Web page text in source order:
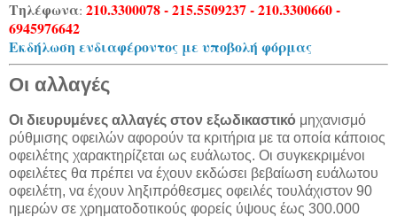
Τηλέφωνα: 210.3300078 - 215.5509237 - 210.3300660 -
6945976642
Εκδήλωση ενδιαφέροντος με υποβολή φόρμας
Οι αλλαγές
Οι διευρυμένες αλλαγές στον εξωδικαστικό μηχανισμό
ρύθμισης οφειλών αφορούν τα κριτήρια με τα οποία κάποιος
οφειλέτης χαρακτηρίζεται ως ευάλωτος. Οι συγκεκριμένοι
οφειλέτες θα πρέπει να έχουν εκδώσει βεβαίωση ευάλωτου
οφειλέτη, να έχουν ληξιπρόθεσμες οφειλές τουλάχιστον 90
ημερών σε χρηματοδοτικούς φορείς ύψους έως 300.000